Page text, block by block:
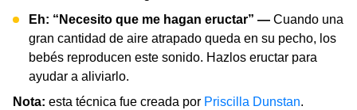
Eh: “Necesito que me hagan eructar” — Cuando una
gran cantidad de aire atrapado queda en su pecho, los
bebés reproducen este sonido. Hazlos eructar para
ayudar a aliviarlo.
Nota: esta técnica fue creada por Priscilla Dunstan.